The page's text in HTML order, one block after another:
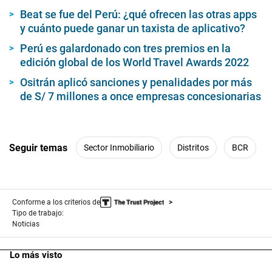
e
n
Beat se fue del Perú: ¿qué ofrecen las otras apps
y cuánto puede ganar un taxista de aplicativo?
Perú es galardonado con tres premios en la
edición global de los World Travel Awards 2022
Ositrán aplicó sanciones y penalidades por más
de S/ 7 millones a once empresas concesionarias
Seguir temas Sector Inmobiliario Distritos BCR
Conforme a los criterios de
Tipo de trabajo:
Noticias
Lo más visto